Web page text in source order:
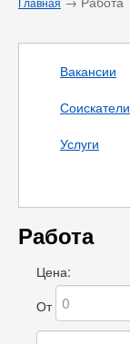
Вакансии
Соискатели
Услуги
Работа
Цена:
От